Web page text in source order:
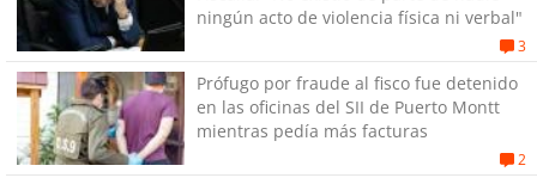
ningún acto de violencia física ni verbal"
3
Prófugo por fraude al fisco fue detenido
en las oficinas del SII de Puerto Montt
mientras pedía más facturas
2